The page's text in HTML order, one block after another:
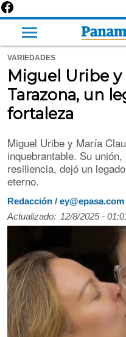
VARIEDADES
Miguel Uribe y
Tarazona, un
fortaleza
Miguel Uribe y María
inquebrantable. Su
resiliencia, dejó un
eterno.
Redacción /
Actualizado: 12/8/2025 -